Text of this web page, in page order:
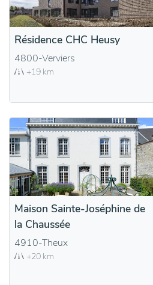
Résidence CHC Heusy
4800-Verviers
+19 km
Maison Sainte-Joséphine de
la Chaussée
4910-Theux
+20 km